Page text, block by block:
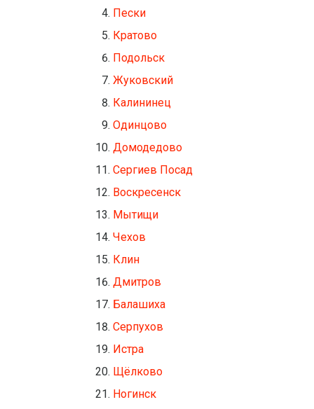
Пески
Кратово
Подольск
Жуковский
Калининец
Одинцово
Домодедово
Сергиев Посад
Воскресенск
Мытищи
Чехов
Клин
Дмитров
Балашиха
Серпухов
Истра
Щёлково
Ногинск